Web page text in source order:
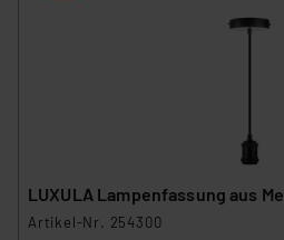
LUXULA Lampenfassung aus
Artikel-Nr. 254300